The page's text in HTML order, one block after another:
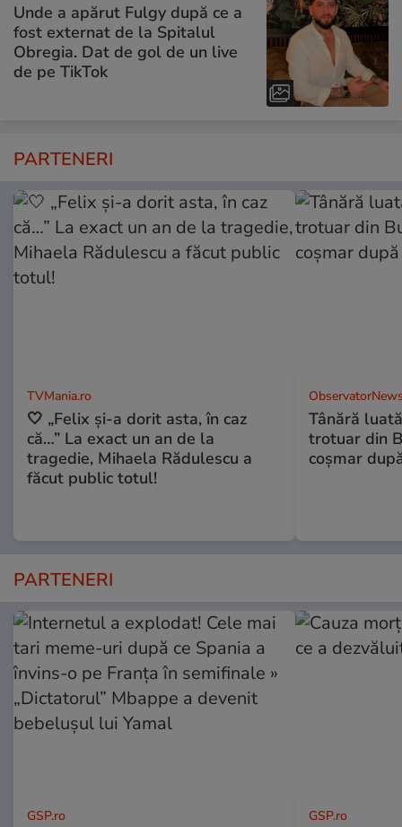
Unde a apărut Fulgy după ce a
fost externat de la Spitalul
Obregia. Dat de gol de un live
de pe TikTok
PARTENERI
TVMania.ro
🤍 „Felix și-a dorit asta, în caz
că…” La exact un an de la
tragedie, Mihaela Rădulescu a
făcut public totul!
Tânără
trotuar din
coşmar
PARTENERI
GSP.ro GSP.ro